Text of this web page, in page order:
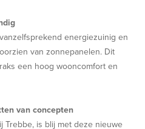
energiezuinig en
van zonnepanelen. Dit
een hoog wooncomfort en
van concepten
Trebbe, is blij met deze nieuwe